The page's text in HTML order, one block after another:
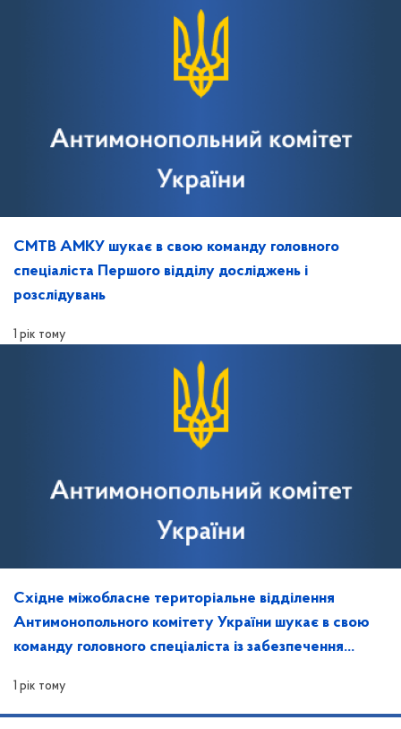
СМТВ АМКУ шукає в свою команду головного
спеціаліста Першого відділу досліджень і
розслідувань
1 рік тому
Східне міжобласне територіальне відділення
Антимонопольного комітету України шукає в свою
команду головного спеціаліста із забезпечення
1 рік тому